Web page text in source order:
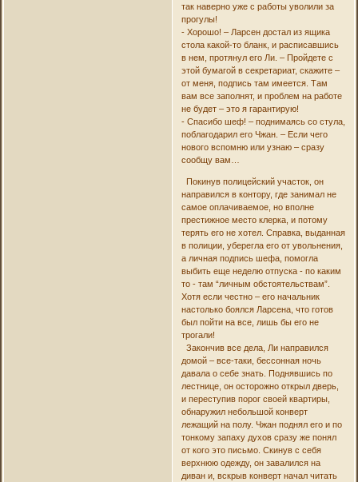
так наверно уже с работы уволили за
прогулы!
- Хорошо! – Ларсен достал из ящика
стола какой-то бланк, и расписавшись
в нем, протянул его Ли. – Пройдете с
этой бумагой в секретариат, скажите –
от меня, подпись там имеется. Там
вам все заполнят, и проблем на работе
не будет – это я гарантирую!
- Спасибо шеф! – поднимаясь со стула,
поблагодарил его Чжан. – Если чего
нового вспомню или узнаю – сразу
сообщу вам…
Покинув полицейский участок, он
направился в контору, где занимал не
самое оплачиваемое, но вполне
престижное место клерка, и потому
терять его не хотел. Справка, выданная
в полиции, уберегла его от увольнения,
а личная подпись шефа, помогла
выбить еще неделю отпуска - по каким
то - там “личным обстоятельствам”.
Хотя если честно – его начальник
настолько боялся Ларсена, что готов
был пойти на все, лишь бы его не
трогали!
Закончив все дела, Ли направился
домой – все-таки, бессонная ночь
давала о себе знать. Поднявшись по
лестнице, он осторожно открыл дверь,
и переступив порог своей квартиры,
обнаружил небольшой конверт
лежащий на полу. Чжан поднял его и по
тонкому запаху духов сразу же понял
от кого это письмо. Скинув с себя
верхнюю одежду, он завалился на
диван и, вскрыв конверт начал читать